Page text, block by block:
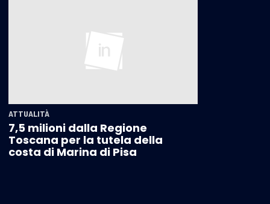
ATTUALITÀ
7,5 milioni dalla Regione
Toscana per la tutela della
costa di Marina di Pisa